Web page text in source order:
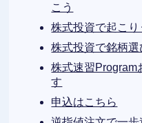
こう
株式投資で起こ
株式投資で銘柄
株式速習Program
す
申込はこちら